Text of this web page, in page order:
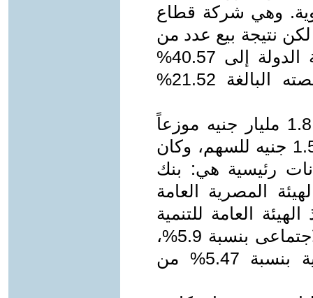
وهي شركة قطاع
نتيجة بيع عدد من
الحصص في الشركة انخفضت حصة الدولة إلى 40.57%
بعدما باع بنك الاستثمار القومي حصته البالغة 21.52%
- يبلغ رأسمال الشركة حاليا حوالي 1.8 مليار جنيه موزعاً
على 1.26 مليار سهم، بقيمة اسمية 1.5 جنيه للسهم، وكان
رئيسية هي: بنك
بنسبة 21.52% ،الهيئة المصرية العامة
تستحوذ الهيئة العامة للتنمية
الصناعية على 10.08%، بنك ناصر الاجتماعى بنسبة 5.9%،
الشركة القابضة للصناعات الكيماوية بنسبة 5.47% من